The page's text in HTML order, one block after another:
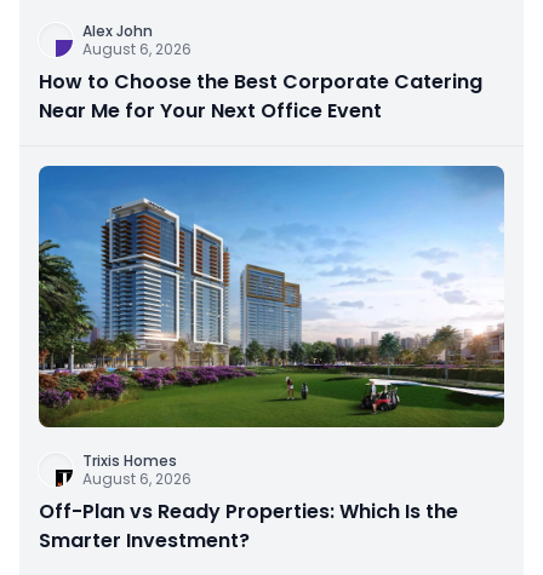
Alex John
August 6, 2026
How to Choose the Best Corporate Catering
Near Me for Your Next Office Event
Trixis Homes
August 6, 2026
Off-Plan vs Ready Properties: Which Is the
Smarter Investment?